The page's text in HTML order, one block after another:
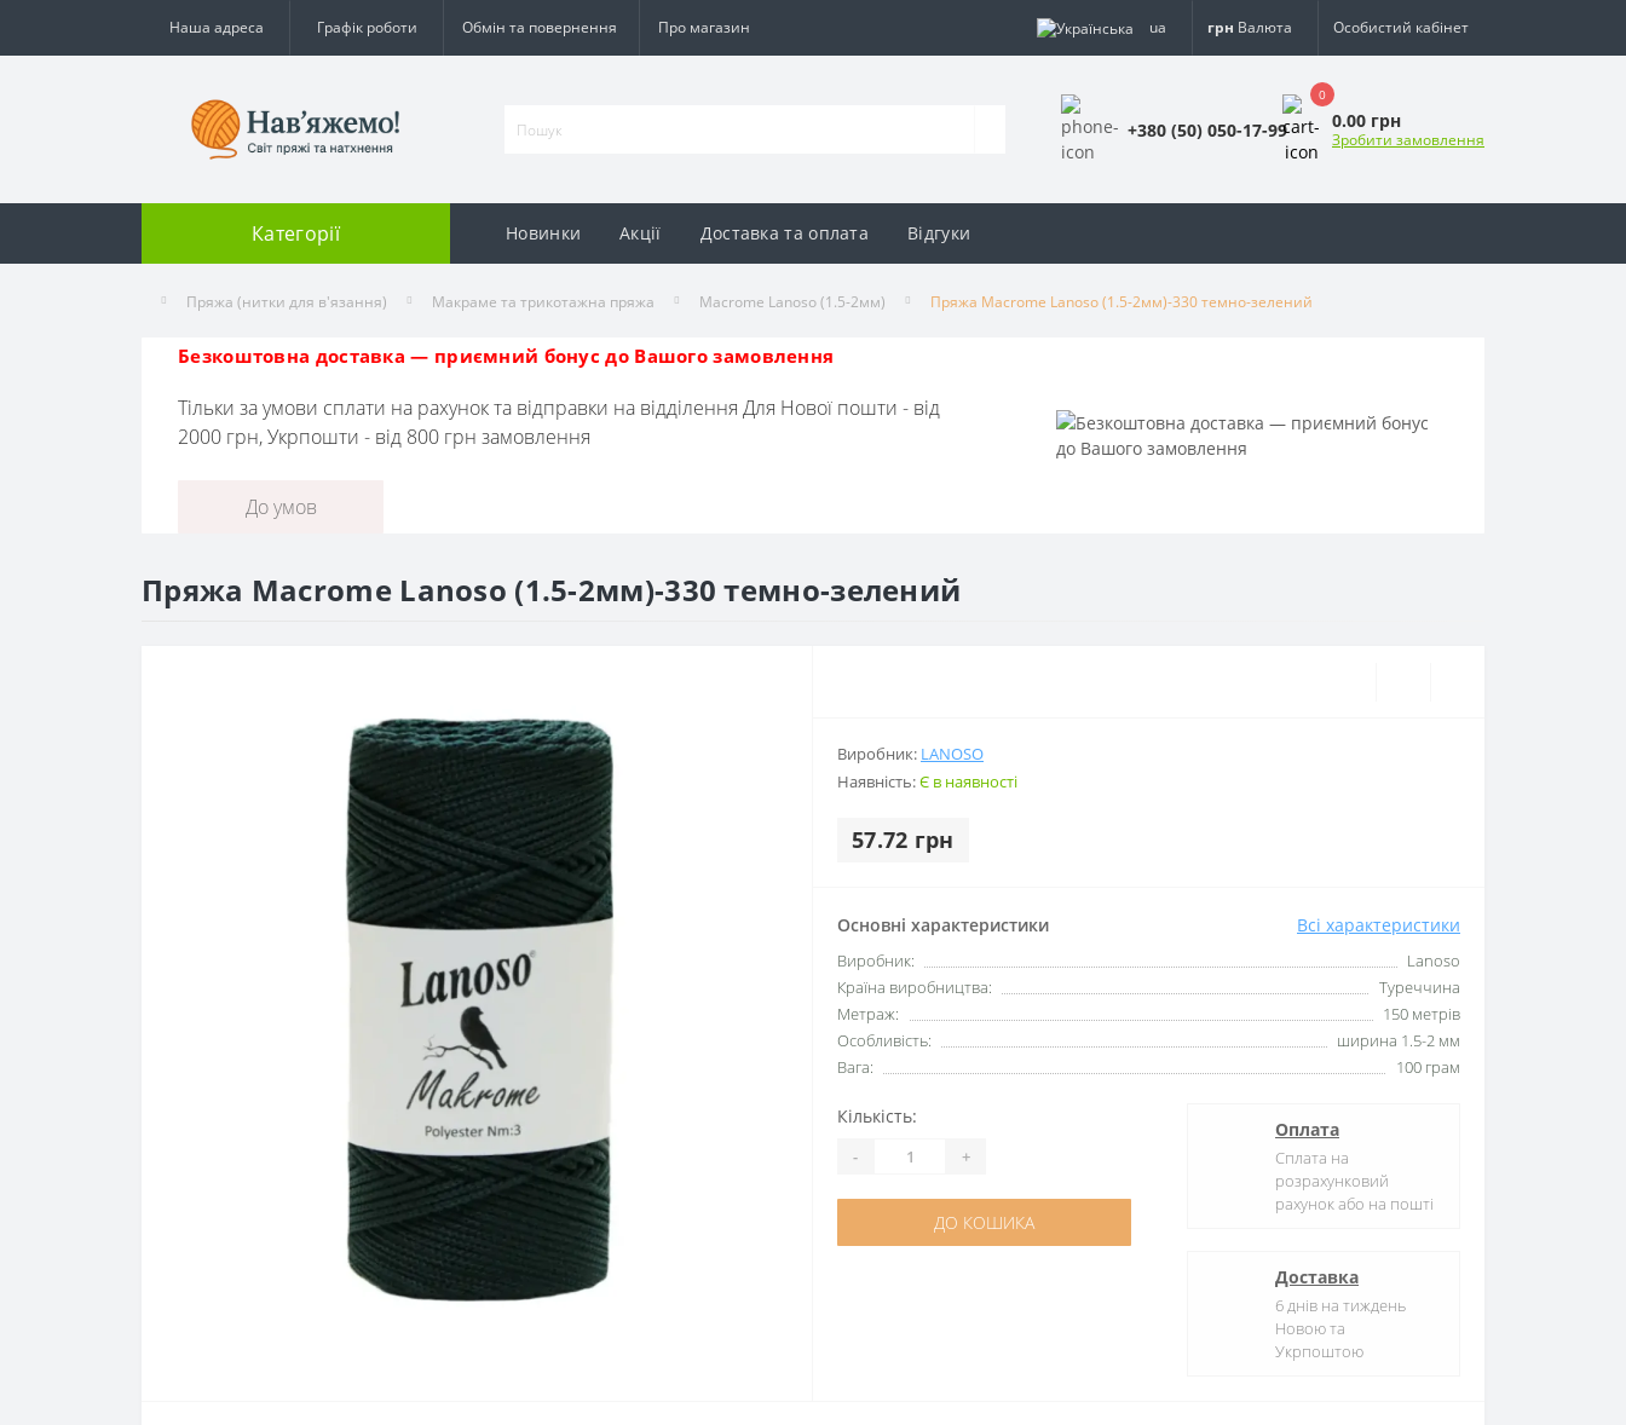
Наша адреса Графік роботи Обмін та повернення Про магазин ua грн Валюта Особистий кабінет
+380 (50) 050-17-99
0
0.00 грн
Зробити замовлення
Категорії Новинки Акції Доставка та оплата Відгуки
Пряжа (нитки для в'язання) Макраме та трикотажна пряжа Macrome Lanoso (1.5-2мм) Пряжа Macrome Lanoso (1.5-2мм)-330 темно-зелений
Безкоштовна доставка — приємний бонус до Вашого замовлення
Тільки за умови сплати на рахунок та відправки на відділення Для Нової пошти - від
2000 грн, Укрпошти - від 800 грн замовлення
До умов
Пряжа Macrome Lanoso (1.5-2мм)-330 темно-зелений
Виробник: LANOSO
Наявність:Є в наявності
57.72 грн
Основні характеристики Всі характеристики
Виробник:
Lanoso
Країна виробництва:
Туреччина
Метраж:
150 метрів
Особливість:
ширина 1.5-2 мм
Вага:
100 грам
Кількість:
- +
ДО КОШИКА
Оплата
Сплата на
розрахунковий
рахунок або на пошті
Доставка
6 днів на тиждень
Новою та
Укрпоштою